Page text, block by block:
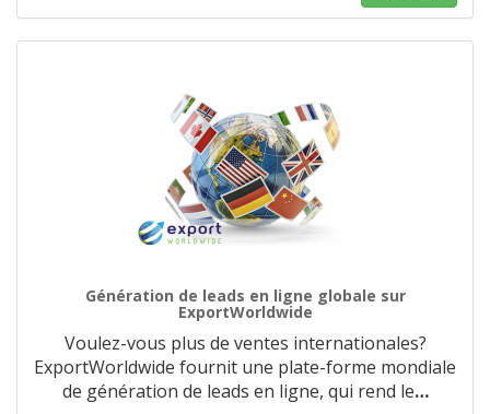
Génération de leads en ligne globale sur
ExportWorldwide
Voulez-vous plus de ventes internationales?
ExportWorldwide fournit une plate-forme mondiale
de génération de leads en ligne, qui rend le…